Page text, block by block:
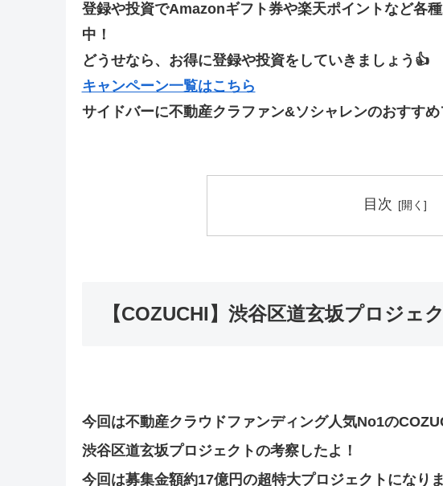
登録や投資でAmazonギフト券や楽天ポイントなど各
中！
どうせなら、お得に登録や投資をしていきましょう👍
キャンペーン一覧はこちら
サイドバーに不動産クラファン&ソシャレンのおすす
目次
【COZUCHI】渋谷区道玄坂プロジェ
今回は不動産クラウドファンディング人気No1の
渋谷区道玄坂プロジェクトの考察したよ！
今回は募集金額約17億円の超特大プロジェクトになりま